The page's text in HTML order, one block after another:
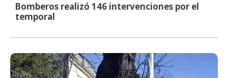
Bomberos realizó 146 intervenciones por el
temporal